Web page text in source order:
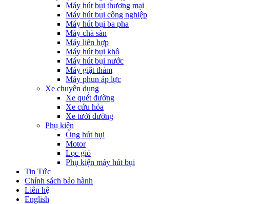
Máy hút bụi thương mại
Máy hút bụi công nghiệp
Máy hút bụi ba pha
Máy chà sàn
Máy liên hợp
Máy hút bụi khô
Máy hút bụi nước
Máy giặt thảm
Máy phun áp lực
Xe chuyên dụng
Xe quét đường
Xe cứu hỏa
Xe tưới đường
Phụ kiện
Ống hút bụi
Motor
Lọc gió
Phụ kiện máy hút bụi
Tin Tức
Chính sách bảo hành
Liên hệ
English